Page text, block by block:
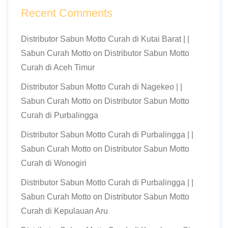
Recent Comments
Distributor Sabun Motto Curah di Kutai Barat | |
Sabun Curah Motto on Distributor Sabun Motto
Curah di Aceh Timur
Distributor Sabun Motto Curah di Nagekeo | |
Sabun Curah Motto on Distributor Sabun Motto
Curah di Purbalingga
Distributor Sabun Motto Curah di Purbalingga | |
Sabun Curah Motto on Distributor Sabun Motto
Curah di Wonogiri
Distributor Sabun Motto Curah di Purbalingga | |
Sabun Curah Motto on Distributor Sabun Motto
Curah di Kepulauan Aru